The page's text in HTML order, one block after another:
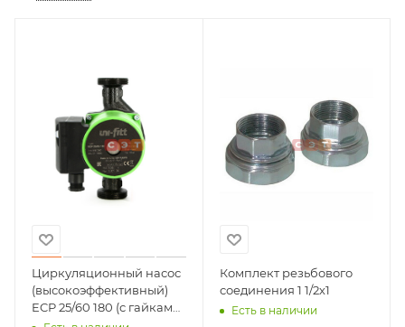
Циркуляционный насос
(высокоэффективный)
ECP 25/60 180 (с гайками)
Комплект резьбового
соединения 1 1/2х1
Есть в наличии